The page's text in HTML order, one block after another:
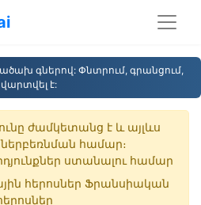
գներով: Փնտրում, գրանցում,
է:
ժամկետանց է և այլևս
ներբեռնման համար։
ստանալու համար
հերոսներ Ֆրանսիական